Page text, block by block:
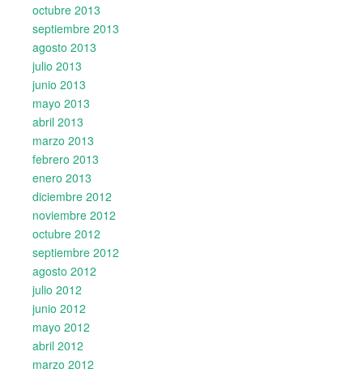
octubre 2013
septiembre 2013
agosto 2013
julio 2013
junio 2013
mayo 2013
abril 2013
marzo 2013
febrero 2013
enero 2013
diciembre 2012
noviembre 2012
octubre 2012
septiembre 2012
agosto 2012
julio 2012
junio 2012
mayo 2012
abril 2012
marzo 2012